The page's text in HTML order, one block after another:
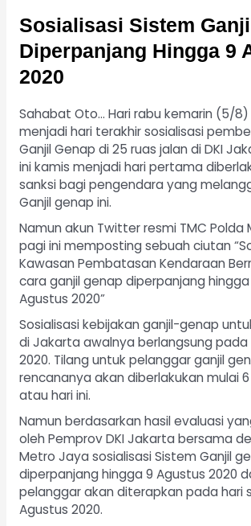
Sosialisasi Sistem
Diperpanjang Hingga 9
2020
Sahabat Oto… Hari rabu kemarin (5/
menjadi hari terakhir sosialisasi
Ganjil Genap di 25 ruas jalan di DKI
ini kamis menjadi hari pertama
sanksi bagi pengendara yang
Ganjil genap ini.
Namun akun Twitter resmi TMC Polda
pagi ini memposting sebuah ciutan
Kawasan Pembatasan Kendaraan
cara ganjil genap diperpanjang
Agustus 2020”
Sosialisasi kebijakan ganjil-genap
di Jakarta awalnya berlangsung
2020. Tilang untuk pelanggar ganjil
rencananya akan diberlakukan mulai
atau hari ini.
Namun berdasarkan hasil evaluasi
oleh Pemprov DKI Jakarta bersama
Metro Jaya sosialisasi Sistem Ganjil
diperpanjang hingga 9 Agustus 2020
pelanggar akan diterapkan pada hari
Agustus 2020.